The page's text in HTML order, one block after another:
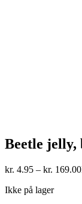
Beetle jelly,
kr. 4.95 – kr. 169.00
Ikke på lager